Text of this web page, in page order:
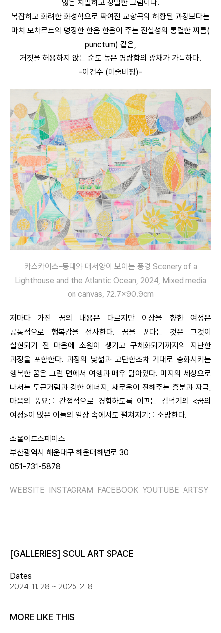
않은 치밀하고 정밀한 그림이다.
복잡하고 화려한 화성학으로 짜여진 교향곡의 허황된 과장보다는
마치 모차르트의 명징한 한음 한음이 주는 진실성의 통렬한 찌름(
punctum) 같은,
거짓을 허용하지 않는 순도 높은 명랑함의 광채가 가득하다.
-이건수 (미술비평)-
카스카이스-등대와 대서양이 보이는 풍경 Scenery of a
Lighthouse and the Atlantic Ocean, 2024, Mixed media
on canvas, 72.7×90.9cm
저마다 가진 꿈의 내용은 다르지만 이상을 향한 여정은
공통적으로 행복감을 선사한다. 꿈을 꾼다는 것은 그것이
실현되기 전 마음에 소원이 생기고 구체화되기까지의 지난한
과정을 포함한다. 과정의 낯섦과 고단함조차 기대로 승화시키는
행복한 꿈은 그런 면에서 여행과 매우 닮아있다. 미지의 세상으로
나서는 두근거림과 강한 에너지, 새로움이 전해주는 흥분과 자극,
마음의 풍요를 간접적으로 경험하도록 이끄는 김덕기의 <꿈의
여정>이 많은 이들의 일상 속에서도 펼쳐지기를 소망한다.
소울아트스페이스
부산광역시 해운대구 해운대해변로 30
051-731-5878
WEBSITE INSTAGRAM FACEBOOK YOUTUBE ARTSY
[GALLERIES] SOUL ART SPACE
Dates
2024. 11. 28 ~ 2025. 2. 8
MORE LIKE THIS